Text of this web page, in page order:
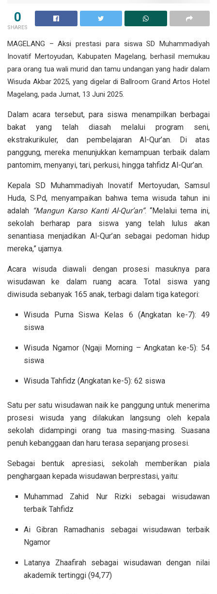
0
SHARES
MAGELANG – Aksi prestasi para siswa SD Muhammadiyah
Inovatif Mertoyudan, Kabupaten Magelang, berhasil memukau
para orang tua wali murid dan tamu undangan yang hadir dalam
Wisuda Akbar 2025, yang digelar di Ballroom Grand Artos Hotel
Magelang, pada Jumat, 13 Juni 2025.
Dalam acara tersebut, para siswa menampilkan berbagai
bakat yang telah diasah melalui program seni,
ekstrakurikuler, dan pembelajaran Al-Qur’an. Di atas
panggung, mereka menunjukkan kemampuan terbaik dalam
pantomim, menyanyi, tari, perkusi, hingga tahfidz Al-Qur’an.
Kepala SD Muhammadiyah Inovatif Mertoyudan, Samsul
Huda, S.Pd, menyampaikan bahwa tema wisuda tahun ini
adalah “Mangun Karso Kanti Al-Qur’an”. “Melalui tema ini,
sekolah berharap para siswa yang telah lulus akan
senantiasa menjadikan Al-Qur’an sebagai pedoman hidup
mereka,” ujarnya.
Acara wisuda diawali dengan prosesi masuknya para
wisudawan ke dalam ruang acara. Total siswa yang
diwisuda sebanyak 165 anak, terbagi dalam tiga kategori:
Wisuda Purna Siswa Kelas 6 (Angkatan ke-7): 49
siswa
Wisuda Ngamor (Ngaji Morning – Angkatan ke-5): 54
siswa
Wisuda Tahfidz (Angkatan ke-5): 62 siswa
Satu per satu wisudawan naik ke panggung untuk menerima
prosesi wisuda yang dilakukan langsung oleh kepala
sekolah didampingi orang tua masing-masing. Suasana
penuh kebanggaan dan haru terasa sepanjang prosesi.
Sebagai bentuk apresiasi, sekolah memberikan piala
penghargaan kepada wisudawan berprestasi, yaitu:
Muhammad Zahid Nur Rizki sebagai wisudawan
terbaik Tahfidz
Ai Gibran Ramadhanis sebagai wisudawan terbaik
Ngamor
Latanya Zhaafirah sebagai wisudawan dengan nilai
akademik tertinggi (94,77)